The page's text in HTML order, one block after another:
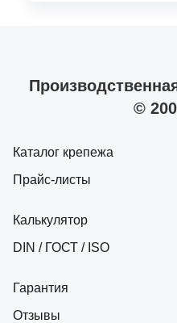
©
Каталог крепежа
Прайс-листы
Калькулятор
DIN / ГОСТ / ISO
Гарантия
Отзывы